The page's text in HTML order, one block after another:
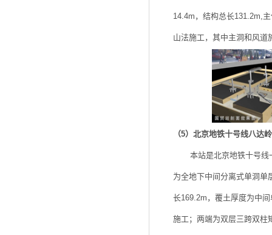
14.4m，结构总长131.2m,
山法施工，其中主洞和风道
（5）北京地铁十号线八达
本站是北京地铁十号线一
为全地下中间分离式单洞单
长169.2m，覆土厚度为中
施工；两端为双层三跨双柱